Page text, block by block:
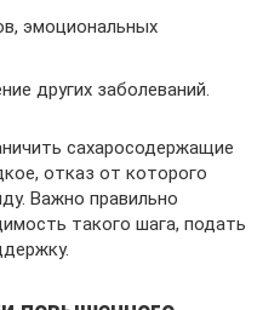
эмоциональных
других заболеваний.
сахаросодержащие
отказ от которого
Важно правильно
такого шага, подать